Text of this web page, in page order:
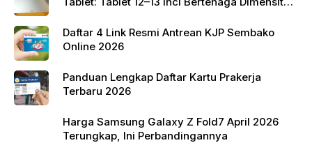
Daftar 4 Link Resmi Antrean KJP Sembako
Online 2026
Panduan Lengkap Daftar Kartu Prakerja
Terbaru 2026
Harga Samsung Galaxy Z Fold7 April 2026
Terungkap, Ini Perbandingannya